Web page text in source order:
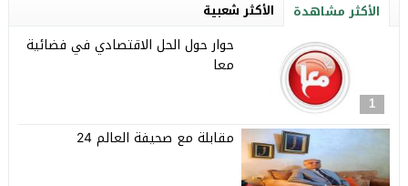
الأكثر مشاهدة الأكثر شعبية
1
حوار حول الحل الاقتصادي في فضائية
معا
مقابلة مع صحيفة العالم 24